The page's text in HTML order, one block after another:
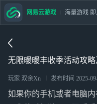
无限暖暖丰收季活动攻
玩家 双余Xn 发布时间 2025-
如果你的手机或者电脑
网易云游戏 海量游戏